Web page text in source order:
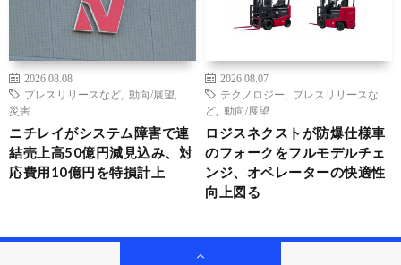
2026.08.08
プレスリリースなど
動向/展望
災害
ニチレイがシステム障害で連
結売上高50億円減見込み、対
応費用10億円を特損計上
2026.08.07
テクノロジー
プレスリリースな
ど
動向/展望
ロジスネクストが防爆仕様車
のフォークをフルモデルチェ
ンジ、オペレーターの快適性
向上図る